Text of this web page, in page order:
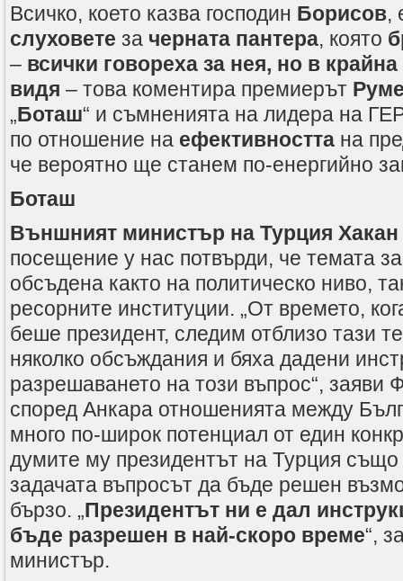
Всичко, което казва господин Борисов,
слуховете за черната пантера, която
– всички говореха за нея, но в
видя – това коментира премиерът
„Боташ“ и съмненията на лидера на
по отношение на ефективността на
че вероятно ще станем по-енергийно
Боташ
Външният министър на Турция
посещение у нас потвърди, че темата
обсъдена както на политическо ниво,
ресорните институции. „От времето,
беше президент, следим отблизо тази
няколко обсъждания и бяха дадени
разрешаването на този въпрос“, заяви
според Анкара отношенията между
много по-широк потенциал от един
думите му президентът на Турция също
задачата въпросът да бъде решен
бързо. „Президентът ни е дал
бъде разрешен в най-скоро време“,
министър.